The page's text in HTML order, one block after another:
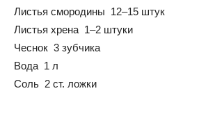
Листья смородины 12–15 штук
Листья хрена 1–2 штуки
Чеснок 3 зубчика
Вода 1 л
Соль 2 ст. ложки